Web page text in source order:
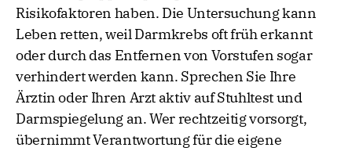
Risikofaktoren haben. Die Untersuchung kann
Leben retten, weil Darmkrebs oft früh erkannt
oder durch das Entfernen von Vorstufen sogar
verhindert werden kann. Sprechen Sie Ihre
Ärztin oder Ihren Arzt aktiv auf Stuhltest und
Darmspiegelung an. Wer rechtzeitig vorsorgt,
übernimmt Verantwortung für die eigene